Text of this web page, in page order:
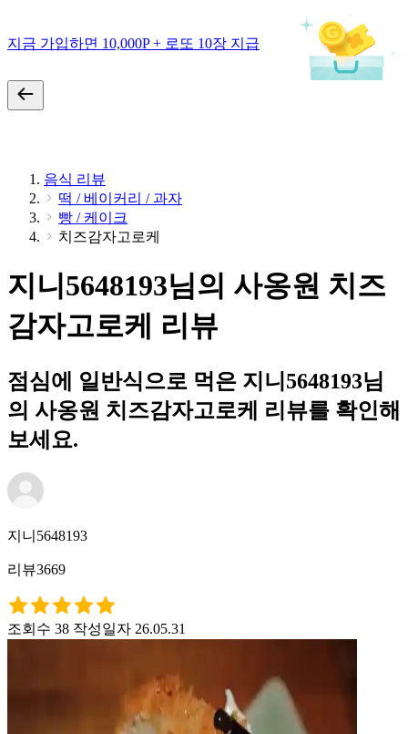
지금 가입하면 10,000P + 로또 10장 지급
음식 리뷰
떡 / 베이커리 / 과자
빵 / 케이크
치즈감자고로케
지니5648193님의 사옹원 치즈
감자고로케 리뷰
점심에 일반식으로 먹은 지니5648193님
의 사옹원 치즈감자고로케 리뷰를 확인해
보세요.
지니5648193
리뷰3669
조회수 38 작성일자 26.05.31